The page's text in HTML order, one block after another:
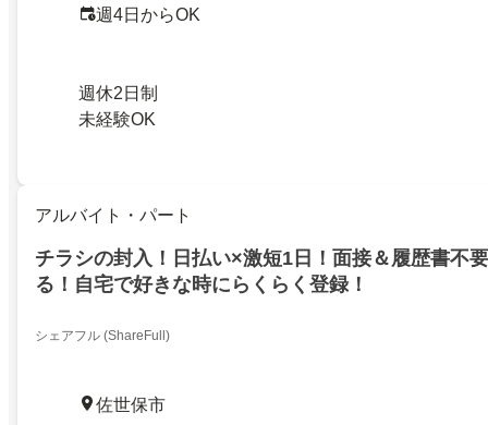
週4日からOK
週休2日制
未経験OK
アルバイト・パート
チラシの封入！日払い×激短1日！面接＆履歴書不
る！自宅で好きな時にらくらく登録！
シェアフル (ShareFull)
佐世保市